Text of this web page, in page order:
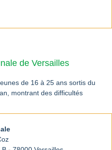
de Versailles
de 16 à 25 ans sortis du
montrant des difficultés